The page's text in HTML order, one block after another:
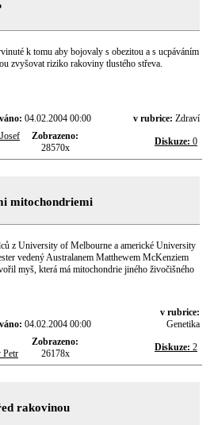
k tomu aby bojovaly s obezitou a s ucpáváním
zvyšovat riziko rakoviny tlustého střeva.
04.02.2004 00:00 v rubrice: Zdraví
Josef
Zobrazeno:
28570x
Diskuze: 0
mitochondriemi
z University of Melbourne a americké University
vedený Australanem Matthewem McKenziem
myš, která má mitochondrie jiného živočišného
04.02.2004 00:00
v rubrice:
Genetika
Petr
Zobrazeno:
26178x
Diskuze: 2
rakovinou